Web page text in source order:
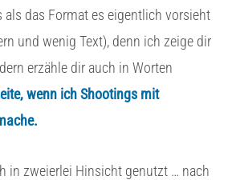
als das Format es eigentlich vorsieht
und wenig Text), denn ich zeige dir
erzähle dir auch in Worten
wenn ich Shootings mit
in zweierlei Hinsicht genutzt … nach